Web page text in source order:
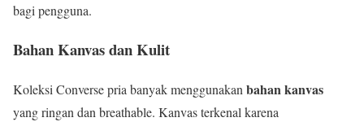
bagi pengguna.
Bahan Kanvas dan Kulit
Koleksi Converse pria banyak menggunakan bahan kanvas
yang ringan dan breathable. Kanvas terkenal karena